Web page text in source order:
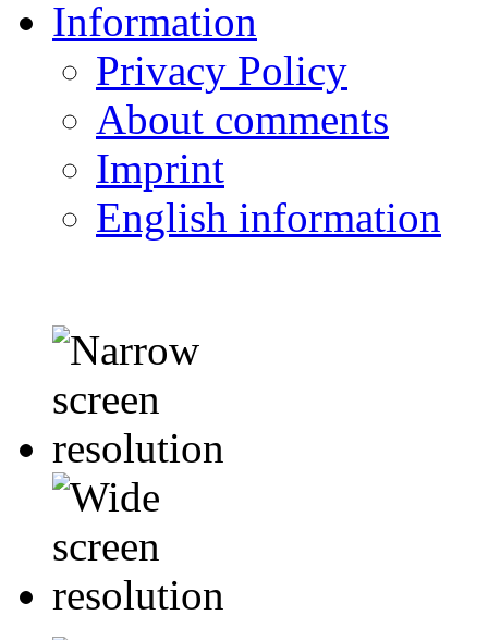
Information
Privacy Policy
About comments
Imprint
English information